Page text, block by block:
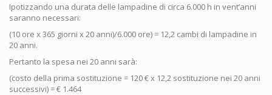
Ipotizzando una durata delle lampadine di circa 6.000 h in vent’anni
saranno necessari:
(10 ore x 365 giorni x 20 anni)/6.000 ore) = 12,2 cambi di lampadine in
20 anni.
Pertanto la spesa nei 20 anni sarà:
(costo della prima sostituzione = 120 € x 12,2 sostituzione nei 20 anni
successivi) = € 1.464